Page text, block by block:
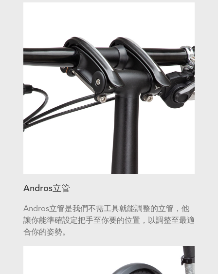
Andros立管
Andros立管是我們不需工具就能調整的立管，他
讓你能準確設定把手至你要的位置，以調整至最適
合你的姿勢。